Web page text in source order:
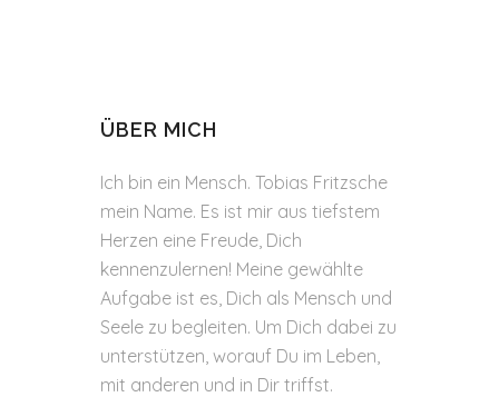
ÜBER MICH
Ich bin ein Mensch. Tobias Fritzsche
mein Name. Es ist mir aus tiefstem
Herzen eine Freude, Dich
kennenzulernen! Meine gewählte
Aufgabe ist es, Dich als Mensch und
Seele zu begleiten. Um Dich dabei zu
unterstützen, worauf Du im Leben,
mit anderen und in Dir triffst.